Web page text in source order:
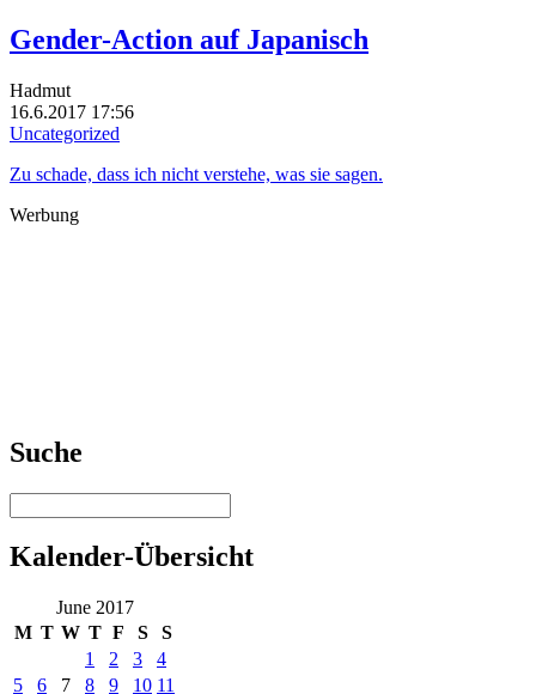
Gender-Action auf Japanisch
Hadmut
16.6.2017 17:56
Uncategorized
Zu schade, dass ich nicht verstehe, was sie sagen.
Werbung
Suche
Kalender-Übersicht
June 2017
M T W T F S
S
1
2 3
4
5
6 7 8 9 10 11